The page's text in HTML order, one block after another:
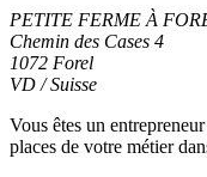
PETITE FERME À
Chemin des Cases 4
1072 Forel
VD / Suisse
+
Vous êtes un
places de votre métier